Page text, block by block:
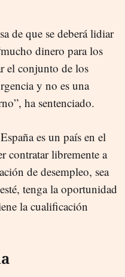
de que se deberá lidiar
dinero para los
el conjunto de los
y no es una
ha sentenciado.
es un país en el
contratar libremente a
de desempleo, sea
tenga la oportunidad
la cualificación